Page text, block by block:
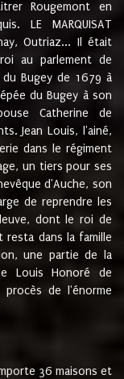
Rougemont en
LE MARQUISAT
Outriaz... Il était
au parlement de
Bugey de 1679 à
du Bugey à son
Catherine de
Jean Louis, l'ainé,
dans le régiment
un tiers pour ses
d'Auche, son
de reprendre les
dont le roi de
resta dans la famille
une partie de la
Louis Honoré de
procès de l'énorme
36 maisons et